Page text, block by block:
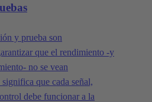
y prueba son
que el rendimiento -y
no se vean
que cada señal,
debe funcionar a la